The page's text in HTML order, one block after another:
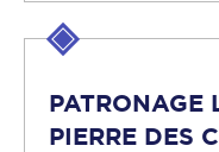
PATRONAGE
PIERRE DES